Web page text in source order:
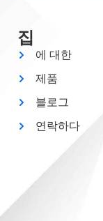
집
에 대한
제품
블로그
연락하다